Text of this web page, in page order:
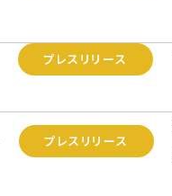
プレスリリース
プレスリリース